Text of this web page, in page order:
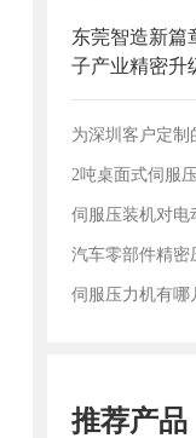
东莞智造新篇
子产业精密升
为深圳客户定制
2吨桌面式伺服
伺服压装机对电
伺服压力机有哪
推荐产品